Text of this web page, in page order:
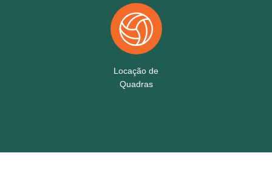
Locação de
Quadras